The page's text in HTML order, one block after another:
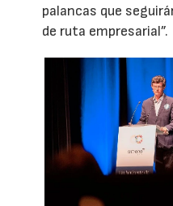
palancas que
de ruta empresarial”.